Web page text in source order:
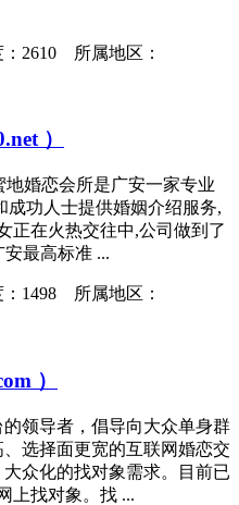
2610 所属地区：
）
地婚恋会所是广安一家专业
成功人士提供婚姻介绍服务,
正在火热交往中,公司做到了
最高标准 ...
1498 所属地区：
）
领导者，倡导向大众单身群
选择面更宽的互联网婚恋交
众化的找对象需求。目前已
上找对象。找 ...